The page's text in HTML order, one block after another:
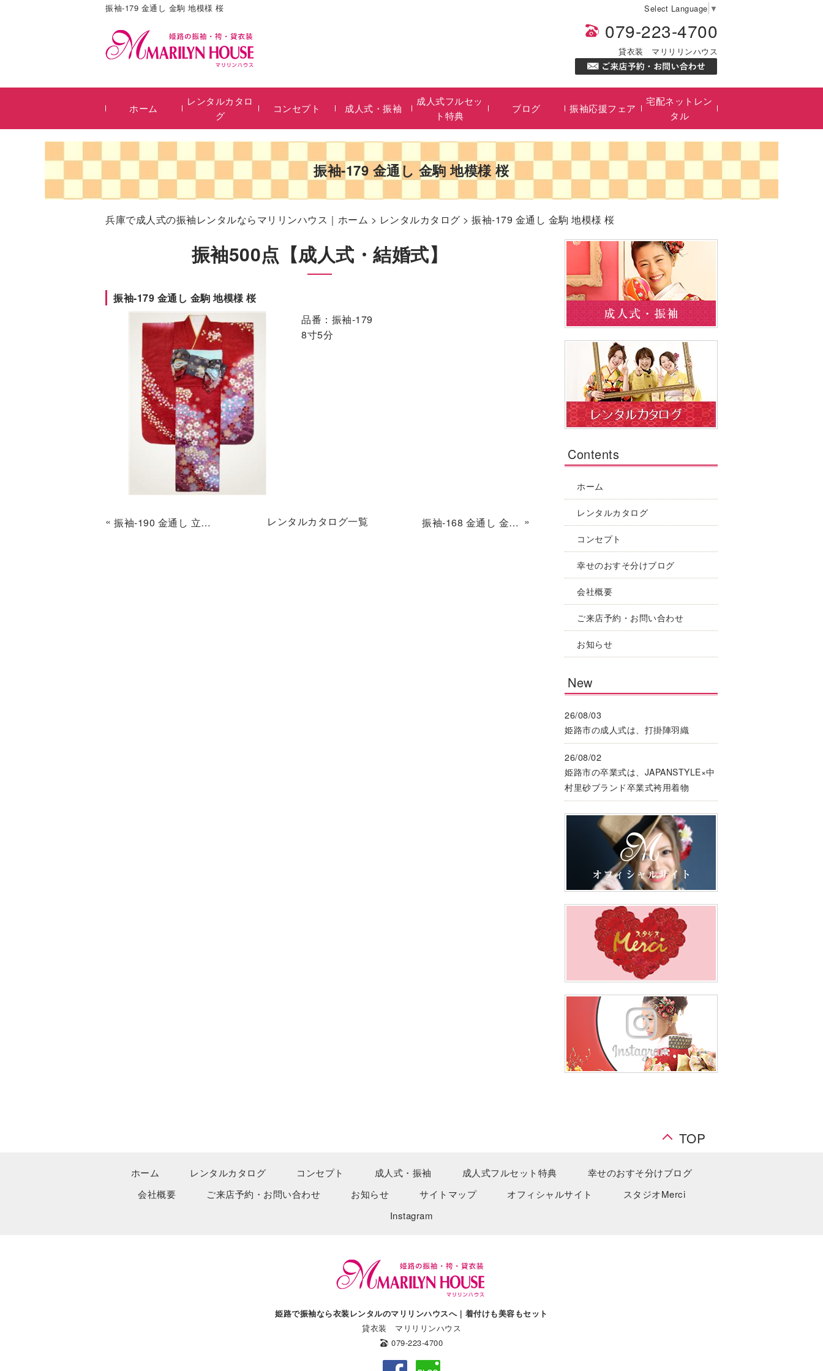
振袖-179 金通し 金駒 地模様 桜 Select Language ▼
079-223-4700
貸衣装 マリリリンハウス
ホーム
レンタルカタロ
グ
コンセプト 成人式・振袖
成人式フルセッ
ト特典
ブログ 振袖応援フェア
宅配ネットレン
タル
振袖-179 金通し 金駒 地模様 桜
兵庫で成人式の振袖レンタルならマリリンハウス｜ホーム > レンタルカタログ > 振袖-179 金通し 金駒 地模様 桜
振袖500点【成人式・結婚式】
振袖-179 金通し 金駒 地模様 桜
品番：振袖-179
8寸5分
« 振袖-190 金通し 立湧地模様 レンタルカタログ一覧 振袖-168 金通し 金駒 桜 »
Contents
ホーム
レンタルカタログ
コンセプト
幸せのおすそ分けブログ
会社概要
ご来店予約・お問い合わせ
お知らせ
New
26/08/03
姫路市の成人式は、打掛陣羽織
26/08/02
姫路市の卒業式は、JAPANSTYLE×中
村里砂ブランド卒業式袴用着物
TOP
ホーム レンタルカタログ コンセプト 成人式・振袖 成人式フルセット特典
幸せのおすそ分けブログ
会社概要
ご来店予約・お問い合わせ お知らせ サイトマップ オフィシャルサイト
スタジオMerci
Instagram
姫路で振袖なら衣装レンタルのマリリンハウスへ｜着付けも美容もセット
貸衣装 マリリリンハウス
079-223-4700